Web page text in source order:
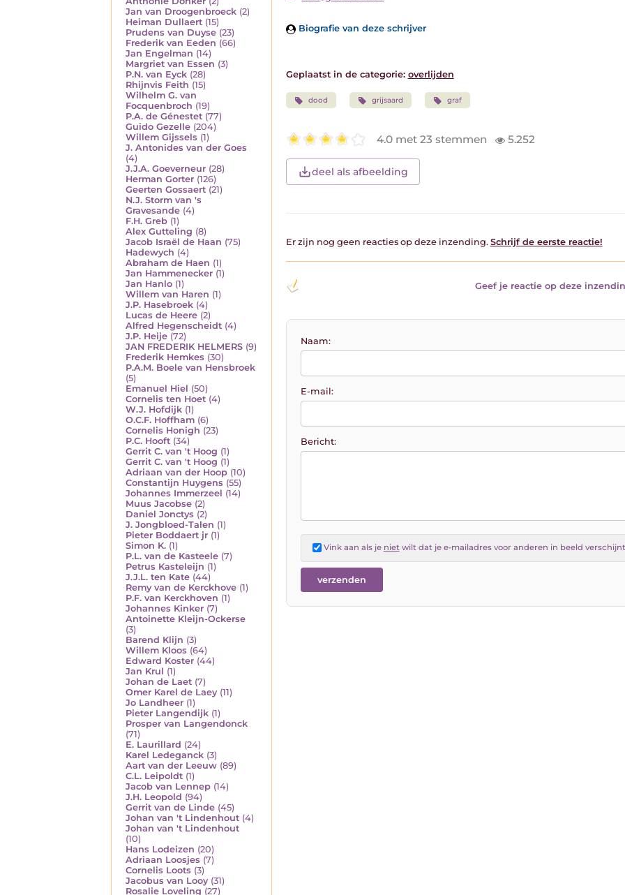
Jan van Droogenbroeck (2)
Heiman Dullaert (15)
Prudens van Duyse (23)
Frederik van Eeden (66)
Jan Engelman (14)
Margriet van Essen (3)
P.N. van Eyck (28)
Rhijnvis Feith (15)
Wilhelm G. van
Focquenbroch (19)
P.A. de Génestet (77)
Guido Gezelle (204)
Willem Gijssels (1)
J. Antonides van der Goes
(4)
J.J.A. Goeverneur (28)
Herman Gorter (126)
Geerten Gossaert (21)
N.J. Storm van 's
Gravesande (4)
F.H. Greb (1)
Alex Gutteling (8)
Jacob Israël de Haan (75)
Hadewych (4)
Abraham de Haen (1)
Jan Hammenecker (1)
Jan Hanlo (1)
Willem van Haren (1)
J.P. Hasebroek (4)
Lucas de Heere (2)
Alfred Hegenscheidt (4)
J.P. Heije (72)
JAN FREDERIK HELMERS (9)
Frederik Hemkes (30)
P.A.M. Boele van Hensbroek
(5)
Emanuel Hiel (50)
Cornelis ten Hoet (4)
W.J. Hofdijk (1)
O.C.F. Hoffham (6)
Cornelis Honigh (23)
P.C. Hooft (34)
Gerrit C. van 't Hoog (1)
Gerrit C. van 't Hoog (1)
Adriaan van der Hoop (10)
Constantijn Huygens (55)
Johannes Immerzeel (14)
Muus Jacobse (2)
Daniel Jonctys (2)
J. Jongbloed-Talen (1)
Pieter Boddaert jr (1)
Simon K. (1)
P.L. van de Kasteele (7)
Petrus Kasteleijn (1)
J.J.L. ten Kate (44)
Remy van de Kerckhove (1)
P.F. van Kerckhoven (1)
Johannes Kinker (7)
Antoinette Kleijn-Ockerse
(3)
Barend Klijn (3)
Willem Kloos (64)
Edward Koster (44)
Jan Krul (1)
Johan de Laet (7)
Omer Karel de Laey (11)
Jo Landheer (1)
Pieter Langendijk (1)
Prosper van Langendonck
(71)
E. Laurillard (24)
Karel Ledeganck (3)
Aart van der Leeuw (89)
C.L. Leipoldt (1)
Jacob van Lennep (14)
J.H. Leopold (94)
Gerrit van de Linde (45)
Johan van 't Lindenhout (4)
Johan van 't Lindenhout
(10)
Hans Lodeizen (20)
Adriaan Loosjes (7)
Cornelis Loots (3)
Jacobus van Looy (31)
Rosalie Loveling (27)
Biografie van deze schrijver
Geplaatst in de categorie: overlijden
dood grijsaard graf
4.0 met 23 stemmen 5.252
deel als afbeelding
Er zijn nog geen reacties op deze inzending. Schrijf de eerste reactie!
Geef je reactie op deze
Naam:
E-mail:
Bericht:
Vink aan als je niet wilt dat je e-mailadres voor anderen in beeld verschijnt